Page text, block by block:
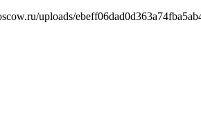
uploads/